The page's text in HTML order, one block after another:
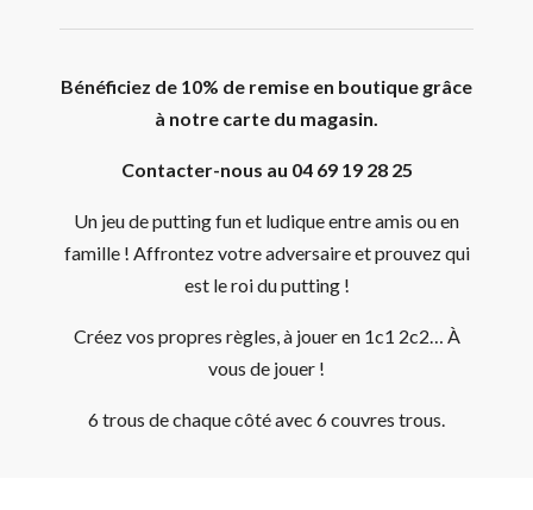
Bénéficiez de 10% de remise en boutique grâce
à notre carte du magasin.
Contacter-nous au 04 69 19 28 25
Un jeu de putting fun et ludique entre amis ou en
famille ! Affrontez votre adversaire et prouvez qui
est le roi du putting !
Créez vos propres règles, à jouer en 1c1 2c2… À
vous de jouer !
6 trous de chaque côté avec 6 couvres trous.